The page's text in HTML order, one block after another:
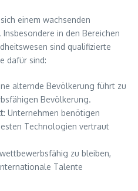
einem wachsenden
in den Bereichen
sind qualifizierte
dafür sind:
alternde Bevölkerung führt zu
Bevölkerung.
: Unternehmen benötigen
Technologien vertraut
zu bleiben,
Talente